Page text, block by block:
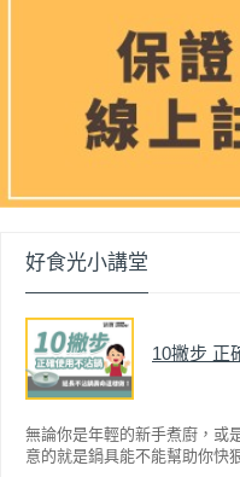
好食光小講堂
10撇步 正
無論你是年輕的新手煮廚，或
意的就是鍋具能不能幫助你快